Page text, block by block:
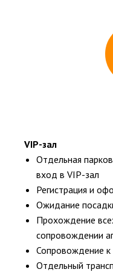
VIP-зал
Отдельная
вход в VIP-зал
Регистрация и
Ожидание
Прохождение
сопровождении
Сопровождение
Отдельный